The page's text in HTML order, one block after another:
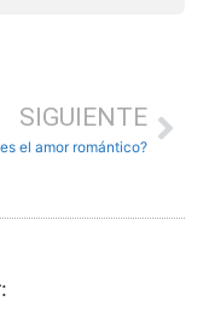
SIGUIENTE
el amor romántico?